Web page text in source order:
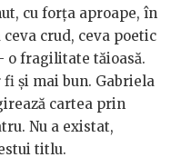
cu forța aproape, în
crud, ceva poetic
o fragilitate tăioasă.
și mai bun. Gabriela
cartea prin
Nu a existat,
titlu.